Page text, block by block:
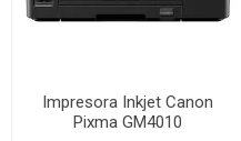
Impresora Inkjet Canon
Pixma GM4010